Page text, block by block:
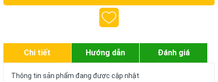
Chi tiết Hướng dẫn Đánh giá
Thông tin sản phẩm đang được cập nhật